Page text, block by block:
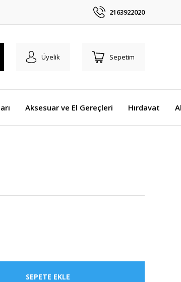
2163922020
Üyelik Sepetim
Aksesuar ve El Gereçleri Hırdavat
SEPETE EKLE